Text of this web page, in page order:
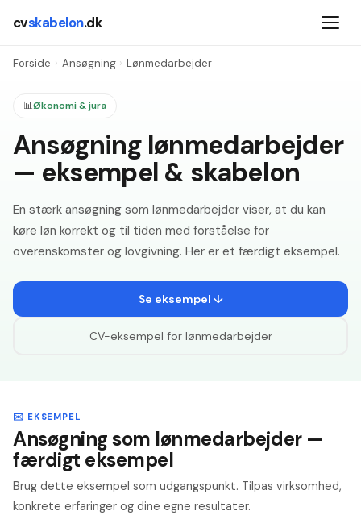
cvskabelon.dk
Forside › Ansøgning › Lønmedarbejder
📊Økonomi & jura
Ansøgning lønmedarbejder
— eksempel & skabelon
En stærk ansøgning som lønmedarbejder viser, at du kan
køre løn korrekt og til tiden med forståelse for
overenskomster og lovgivning. Her er et færdigt eksempel.
Se eksempel ↓
CV-eksempel for lønmedarbejder
✉️ EKSEMPEL
Ansøgning som lønmedarbejder —
færdigt eksempel
Brug dette eksempel som udgangspunkt. Tilpas virksomhed,
konkrete erfaringer og dine egne resultater.